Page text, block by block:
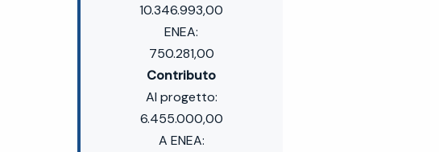
10.346.993,00
ENEA:
750.281,00
Contributo
Al progetto:
6.455.000,00
A ENEA: